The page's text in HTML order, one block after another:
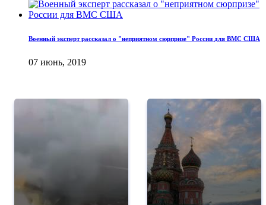
Военный эксперт рассказал о "неприятном сюрпризе" России для ВМС США
07 июнь, 2019